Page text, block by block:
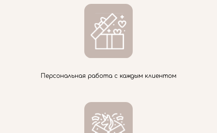
Персональная работа с каждым клиентом